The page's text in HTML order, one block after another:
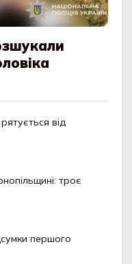
від
троє
першого